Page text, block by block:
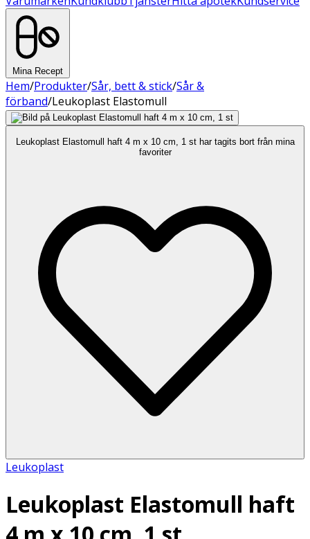
Mina Recept
Hem/Produkter/Sår, bett & stick/Sår &
förband/Leukoplast Elastomull
Leukoplast Elastomull haft 4 m x 10 cm, 1 st har tagits bort från mina
favoriter
Leukoplast
Leukoplast Elastomull haft